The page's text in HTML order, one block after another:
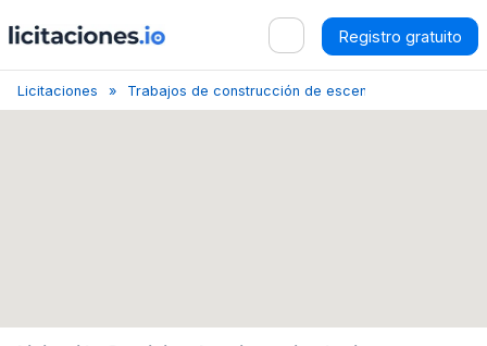
Registro gratuito
Licitaciones Trabajos de construcción de escenarios